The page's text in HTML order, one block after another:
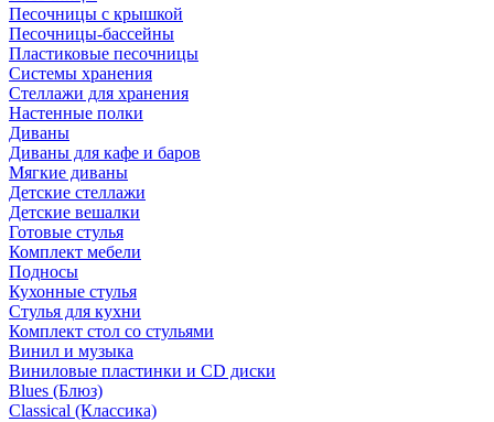
Песочницы с крышкой
Песочницы-бассейны
Пластиковые песочницы
Системы хранения
Стеллажи для хранения
Настенные полки
Диваны
Диваны для кафе и баров
Мягкие диваны
Детские стеллажи
Детские вешалки
Готовые стулья
Комплект мебели
Подносы
Кухонные стулья
Стулья для кухни
Комплект стол со стульями
Винил и музыка
Виниловые пластинки и CD диски
Blues (Блюз)
Classical (Классика)